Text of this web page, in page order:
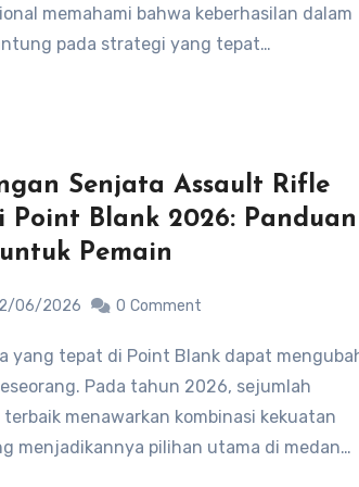
memahami bahwa keberhasilan dalam
pada strategi yang tepat…
Senjata Assault Rifle
Point Blank 2026: Panduan
Pemain
06/2026 0 Comment
Pada tahun 2026, sejumlah
terbaik menawarkan kombinasi kekuatan
menjadikannya pilihan utama di medan…